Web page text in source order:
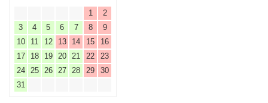
1
2
3
4 5 6 7 8
9
10
11 12 13 14 15
16
17
18 19 20 21 22
23
24
25 26 27 28 29
30
31